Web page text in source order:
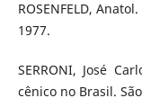
ROSENFELD,
1977.
SERRONI, José
cênico no Brasil.